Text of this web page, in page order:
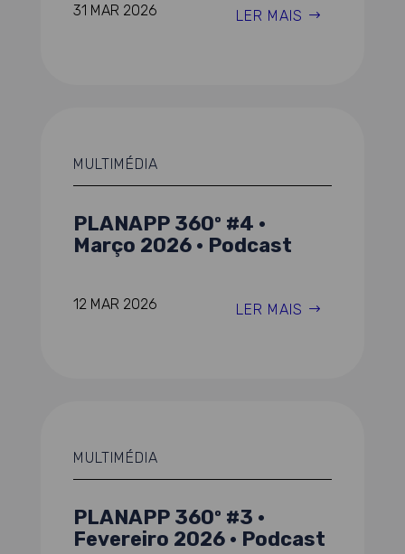
31 MAR 2026 LER MAIS
MULTIMÉDIA
PLANAPP 360º #4 ·
Março 2026 · Podcast
12 MAR 2026 LER MAIS
MULTIMÉDIA
PLANAPP 360º #3 ·
Fevereiro 2026 · Podcast